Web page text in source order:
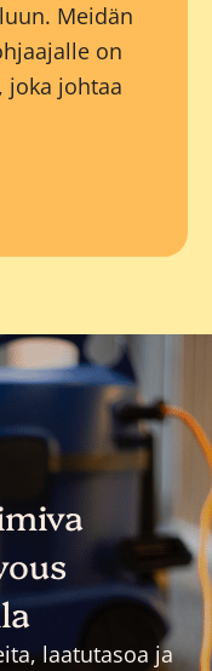
Meidän
on
joka johtaa
laatutasoa ja